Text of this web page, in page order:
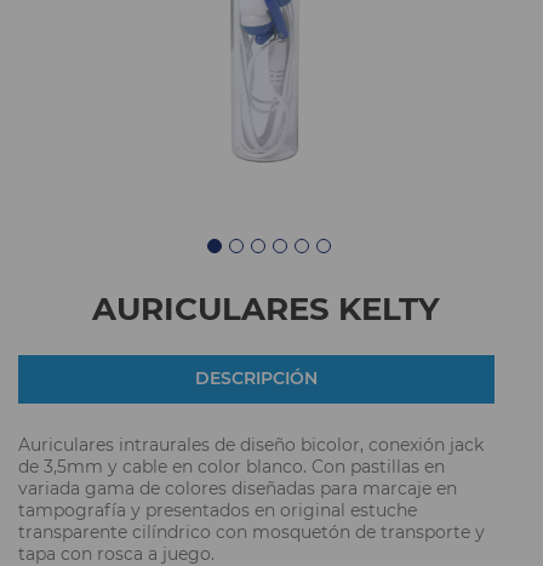
AURICULARES KELTY
DESCRIPCIÓN
Auriculares intraurales de diseño bicolor, conexión jack
de 3,5mm y cable en color blanco. Con pastillas en
variada gama de colores diseñadas para marcaje en
tampografía y presentados en original estuche
transparente cilíndrico con mosquetón de transporte y
tapa con rosca a juego.